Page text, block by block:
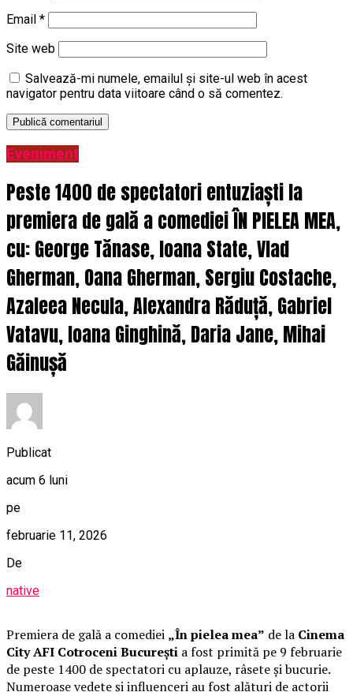
Email *
Site web
Salvează-mi numele, emailul și site-ul web în acest
navigator pentru data viitoare când o să comentez.
Eveniment
Peste 1400 de spectatori entuziaști la
premiera de gală a comediei ÎN PIELEA MEA,
cu: George Tănase, Ioana State, Vlad
Gherman, Oana Gherman, Sergiu Costache,
Azaleea Necula, Alexandra Răduță, Gabriel
Vatavu, Ioana Ginghină, Daria Jane, Mihai
Găinușă
Publicat
acum 6 luni
pe
februarie 11, 2026
De
native
Premiera de gală a comediei „În pielea mea” de la Cinema
City AFI Cotroceni București a fost primită pe 9 februarie
de peste 1400 de spectatori cu aplauze, râsete și bucurie.
Numeroase vedete și influenceri au fost alături de actorii